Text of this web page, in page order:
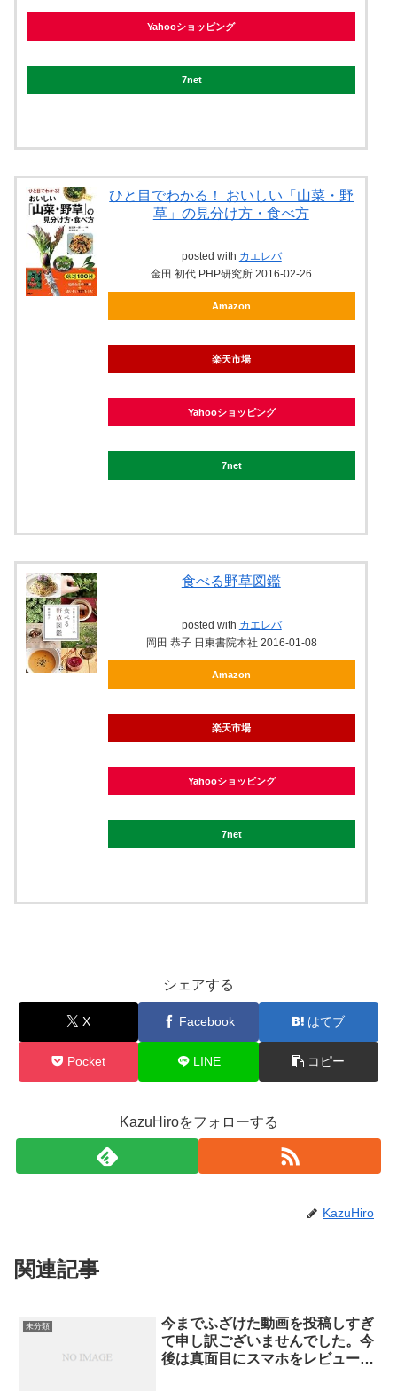
Yahooショッピング
7net
ひと目でわかる！ おいしい「山菜・野
草」の見分け方・食べ方
posted with カエレバ
金田 初代 PHP研究所 2016-02-26
Amazon
楽天市場
Yahooショッピング
7net
食べる野草図鑑
posted with カエレバ
岡田 恭子 日東書院本社 2016-01-08
Amazon
楽天市場
Yahooショッピング
7net
シェアする
X Facebook はてブ
Pocket LINE コピー
KazuHiroをフォローする
KazuHiro
関連記事
未分類
今までふざけた動画を投稿しすぎ
て申し訳ございませんでした。今
後は真面目にスマホをレビューす